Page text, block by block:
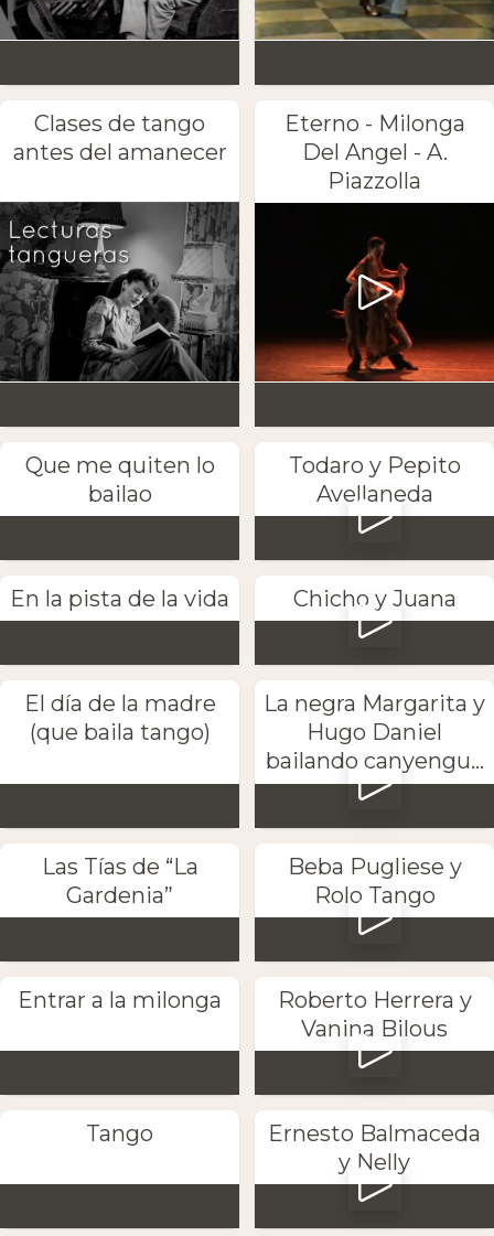
Clases de tango
antes del amanecer
Eterno - Milonga
Del Angel - A.
Piazzolla
Que me quiten lo
bailao
Todaro y Pepito
Avellaneda
En la pista de la vida Chicho y Juana
El día de la madre
(que baila tango)
La negra Margarita y
Hugo Daniel
bailando canyengu...
Las Tías de “La
Gardenia”
Beba Pugliese y
Rolo Tango
Entrar a la milonga
Roberto Herrera y
Vanina Bilous
Tango
Ernesto Balmaceda
y Nelly